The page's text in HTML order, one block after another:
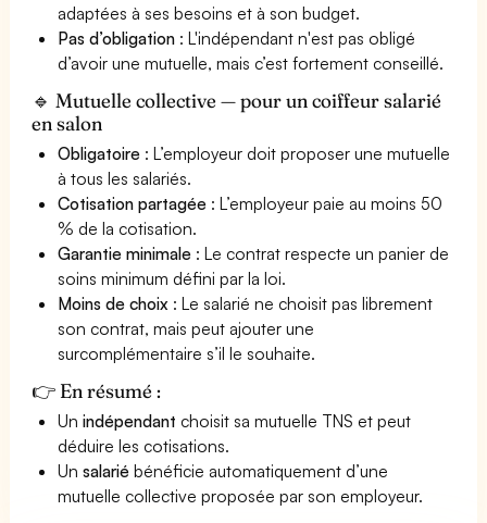
adaptées à ses besoins et à son budget.
Pas d’obligation : L'indépendant n'est pas obligé
d’avoir une mutuelle, mais c’est fortement conseillé.
🔹 Mutuelle collective — pour un coiffeur salarié
en salon
Obligatoire : L’employeur doit proposer une mutuelle
à tous les salariés.
Cotisation partagée : L’employeur paie au moins 50
% de la cotisation.
Garantie minimale : Le contrat respecte un panier de
soins minimum défini par la loi.
Moins de choix : Le salarié ne choisit pas librement
son contrat, mais peut ajouter une
surcomplémentaire s’il le souhaite.
👉 En résumé :
Unindépendant choisit sa mutuelle TNS et peut
déduire les cotisations.
Unsalarié bénéficie automatiquement d’une
mutuelle collective proposée par son employeur.